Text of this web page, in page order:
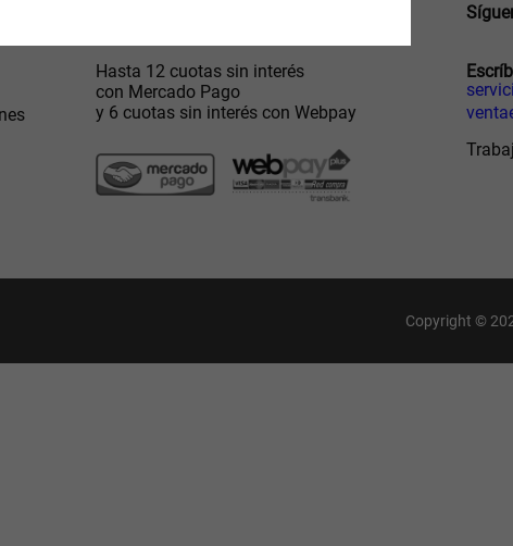
Gracias por inscribirte!
Aquí esta tu cupón, usalo en tu siguiente
SUSPE01
Hasta 12 cuotas sin interés
con Mercado Pago
y 6 cuotas sin interés con Webpay
Copyright ©